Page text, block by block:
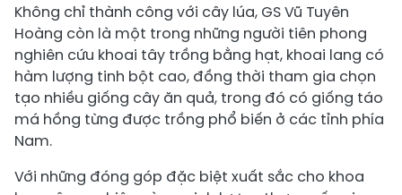
Không chỉ thành công với cây lúa, GS Vũ Tuyên
Hoàng còn là một trong những người tiên phong
nghiên cứu khoai tây trồng bằng hạt, khoai lang có
hàm lượng tinh bột cao, đồng thời tham gia chọn
tạo nhiều giống cây ăn quả, trong đó có giống táo
má hồng từng được trồng phổ biến ở các tỉnh phía
Nam.
Với những đóng góp đặc biệt xuất sắc cho khoa